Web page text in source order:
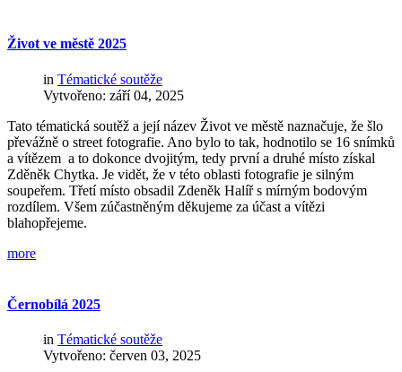
Život ve městě 2025
in Tématické soutěže
Vytvořeno: září 04, 2025
Tato tématická soutěž a její název Život ve městě naznačuje, že šlo
převážně o street fotografie. Ano bylo to tak, hodnotilo se 16 snímků
a vítězem a to dokonce dvojitým, tedy první a druhé místo získal
Zděněk Chytka. Je vidět, že v této oblasti fotografie je silným
soupeřem. Třetí místo obsadil Zdeněk Halíř s mírným bodovým
rozdílem. Všem zúčastněným děkujeme za účast a vítězi
blahopřejeme.
more
Černobílá 2025
in Tématické soutěže
Vytvořeno: červen 03, 2025